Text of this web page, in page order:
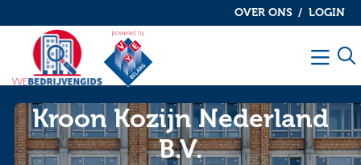
OVER ONS LOGIN
De
VvE
bedrijvengidsbedrijvengids
Kroon Kozijn Nederland
B.V.